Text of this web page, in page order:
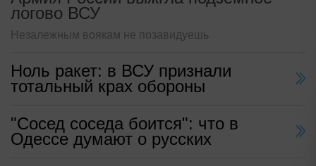
логово ВСУ
Незалежным воякам не позавидуешь
Ноль ракет: в ВСУ признали
тотальный крах обороны
"Сосед соседа боится": что в
Одессе думают о русских